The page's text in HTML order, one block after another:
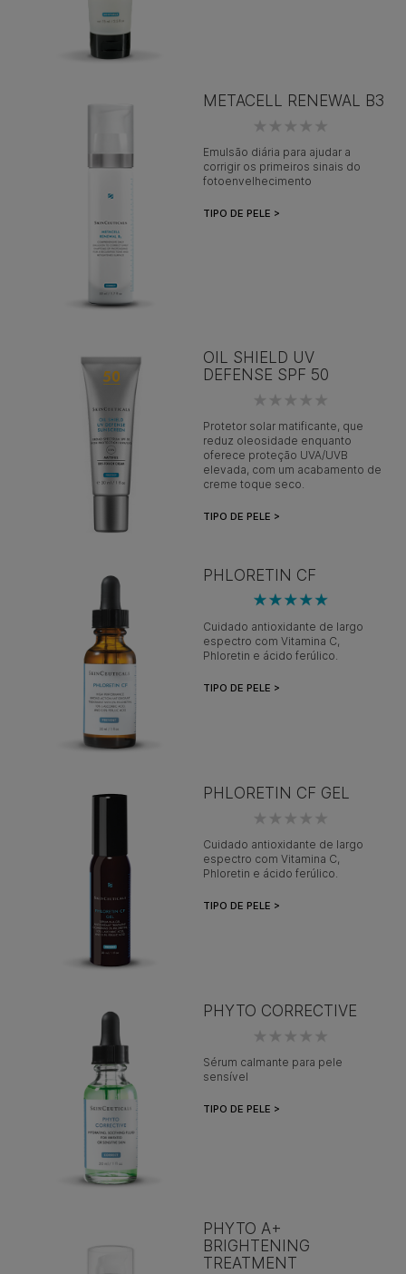
METACELL RENEWAL B3
Emulsão diária para ajudar a
corrigir os primeiros sinais do
fotoenvelhecimento
TIPO DE PELE >
OIL SHIELD UV
DEFENSE SPF 50
Protetor solar matificante, que
reduz oleosidade enquanto
oferece proteção UVA/UVB
elevada, com um acabamento de
creme toque seco.
TIPO DE PELE >
PHLORETIN CF
Cuidado antioxidante de largo
espectro com Vitamina C,
Phloretin e ácido ferúlico.
TIPO DE PELE >
PHLORETIN CF GEL
Cuidado antioxidante de largo
espectro com Vitamina C,
Phloretin e ácido ferúlico.
TIPO DE PELE >
PHYTO CORRECTIVE
Sérum calmante para pele
sensível
TIPO DE PELE >
PHYTO A+
BRIGHTENING
TREATMENT